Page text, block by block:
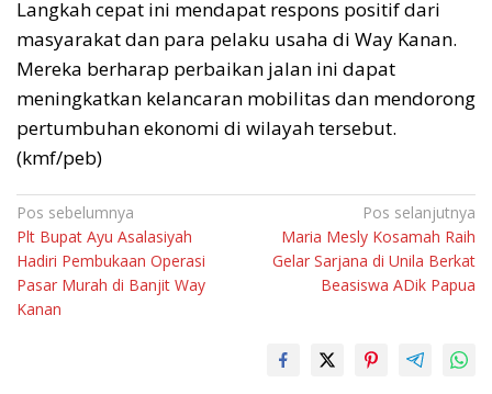
Langkah cepat ini mendapat respons positif dari
masyarakat dan para pelaku usaha di Way Kanan.
Mereka berharap perbaikan jalan ini dapat
meningkatkan kelancaran mobilitas dan mendorong
pertumbuhan ekonomi di wilayah tersebut.
(kmf/peb)
Navigasi
pos
Pos sebelumnya
Plt Bupat Ayu Asalasiyah
Hadiri Pembukaan Operasi
Pasar Murah di Banjit Way
Kanan
Pos selanjutnya
Maria Mesly Kosamah Raih
Gelar Sarjana di Unila Berkat
Beasiswa ADik Papua